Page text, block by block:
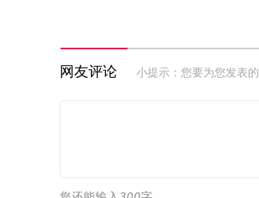
网友评论 小提示：您要为您发表